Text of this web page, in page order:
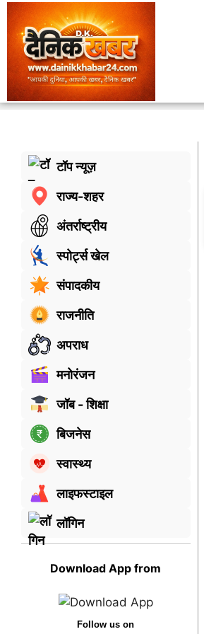
टॉप न्यूज़
राज्य-शहर
अंतर्राष्ट्रीय
स्पोर्ट्स खेल
संपादकीय
राजनीति
अपराध
मनोरंजन
जॉब - शिक्षा
बिजनेस
स्वास्थ्य
लाइफस्टाइल
लॉगिन
Download App from
Follow us on